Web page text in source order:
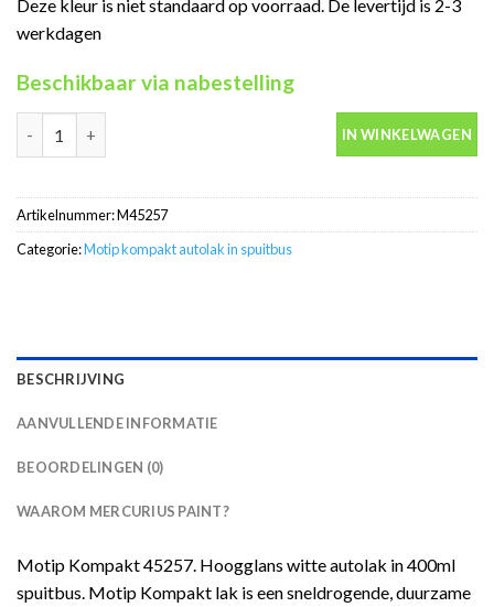
Deze kleur is niet standaard op voorraad. De levertijd is 2-3
werkdagen
Beschikbaar via nabestelling
Motip Kompakt 45257 wit autolak in spuitbus 400ml aantal
IN WINKELWAGEN
Artikelnummer:M45257
Categorie:Motip kompakt autolak in spuitbus
BESCHRIJVING
AANVULLENDE INFORMATIE
BEOORDELINGEN (0)
WAAROM MERCURIUS PAINT?
Motip Kompakt 45257. Hoogglans witte autolak in 400ml
spuitbus. Motip Kompakt lak is een sneldrogende, duurzame